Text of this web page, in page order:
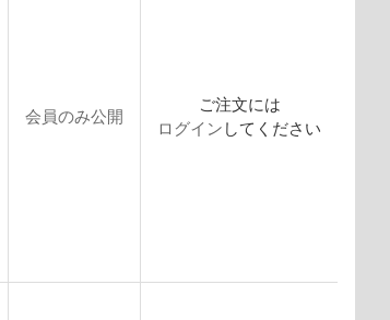
会員のみ公開
ご注文には
ログイン してください